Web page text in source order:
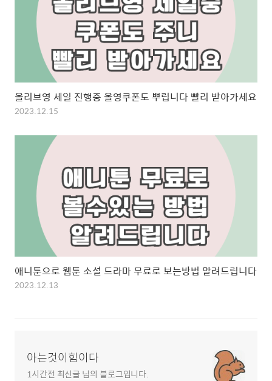
올리브영 세일 진행중 올영쿠폰도 뿌립니다 빨리 받아가세요
2023.12.15
애니툰으로 웹툰 소설 드라마 무료로 보는방법 알려드립니다
2023.12.13
아는것이힘이다
1시간전 최신글 님의 블로그입니다.